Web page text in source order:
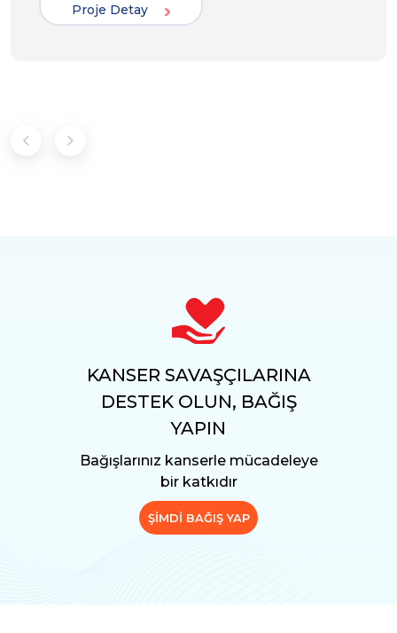
Proje Detay
KANSER SAVAŞÇILARINA
DESTEK OLUN, BAĞIŞ
YAPIN
Bağışlarınız kanserle mücadeleye
bir katkıdır
ŞİMDİ BAĞIŞ YAP